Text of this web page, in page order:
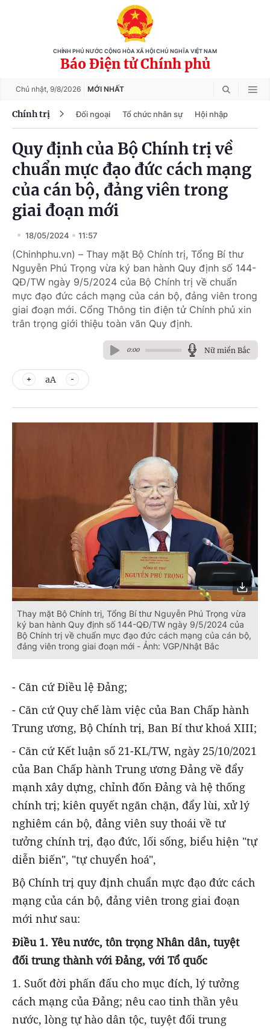
CHÍNH PHỦ NƯỚC CỘNG HÒA XÃ HỘI CHỦ NGHĨA VIỆT NAM
Báo Điện tử Chính phủ
Chủ nhật, 9/8/2026 MỚI NHẤT
Chính trị Đối ngoại Tổ chức nhân sự Hội nhập
Quy định của Bộ Chính trị về
chuẩn mực đạo đức cách mạng
của cán bộ, đảng viên trong
giai đoạn mới
18/05/2024 11:57
(Chinhphu.vn) – Thay mặt Bộ Chính trị, Tổng Bí thư
Nguyễn Phú Trọng vừa ký ban hành Quy định số 144-
QĐ/TW ngày 9/5/2024 của Bộ Chính trị về chuẩn
mực đạo đức cách mạng của cán bộ, đảng viên trong
giai đoạn mới. Cổng Thông tin điện tử Chính phủ xin
trân trọng giới thiệu toàn văn Quy định.
0:00 Nữ miền Bắc
aA
Thay mặt Bộ Chính trị, Tổng Bí thư Nguyễn Phú Trọng vừa
ký ban hành Quy định số 144-QĐ/TW ngày 9/5/2024 của
Bộ Chính trị về chuẩn mực đạo đức cách mạng của cán bộ,
đảng viên trong giai đoạn mới - Ảnh: VGP/Nhật Bắc
- Căn cứ Điều lệ Đảng;
- Căn cứ Quy chế làm việc của Ban Chấp hành
Trung ương, Bộ Chính trị, Ban Bí thư khoá XIII;
- Căn cứ Kết luận số 21-KL/TW, ngày 25/10/2021
của Ban Chấp hành Trung ương Đảng về đẩy
mạnh xây dựng, chỉnh đốn Đảng và hệ thống
chính trị; kiên quyết ngăn chặn, đẩy lùi, xử lý
nghiêm cán bộ, đảng viên suy thoái về tư
tưởng chính trị, đạo đức, lối sống, biểu hiện "tự
diễn biến", "tự chuyển hoá",
Bộ Chính trị quy định chuẩn mực đạo đức cách
mạng của cán bộ, đảng viên trong giai đoạn
mới như sau:
Điều 1. Yêu nước, tôn trọng Nhân dân, tuyệt
đốitrung thành với Đảng, với Tổ quốc
1. Suốt đời phấn đấu cho mục đích, lý tưởng
cách mạng của Đảng; nêu cao tinh thần yêu
nước, lòng tự hào dân tộc, tuyệt đối trung